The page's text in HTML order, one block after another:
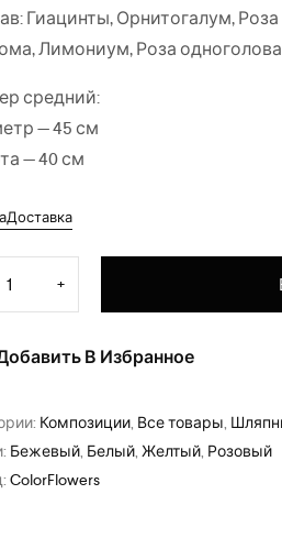
Гиацинты, Орнитогалум,
Лимониум, Роза
средний:
— 45 см
— 40 см
Доставка
+
В Избранное
Композиции, Все товары,
Бежевый, Белый, Желтый, Розовый
ColorFlowers